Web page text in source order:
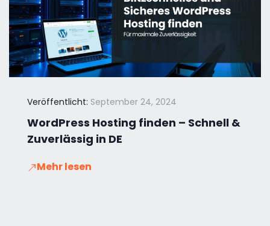
Veröffentlicht: September 24, 2024
WordPress Hosting finden – Schnell &
Zuverlässig in DE
Mehr lesen